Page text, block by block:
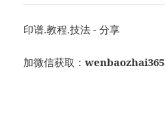
印谱.教程.技法 - 分享
加微信获取：wenbaozhai365